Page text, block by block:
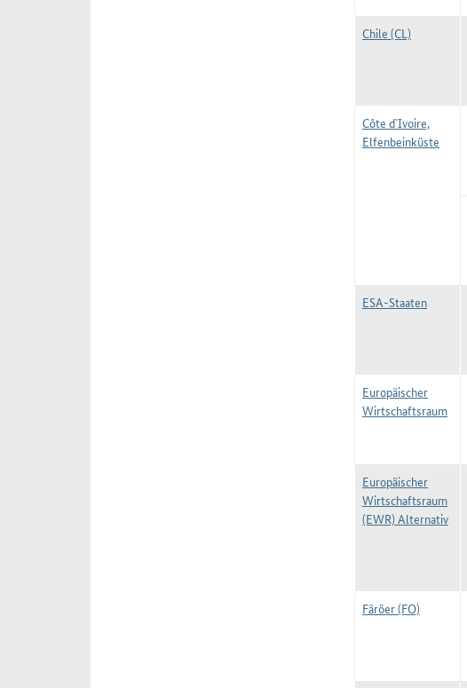
Chile (CL)
Côte d`Ivoire,
Elfenbeinküste
ESA-Staaten
Europäischer
Wirtschaftsraum
Europäischer
Wirtschaftsraum
(EWR) Alternativ
Färöer (FO)